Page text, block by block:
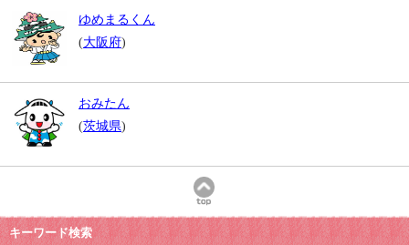
ゆめまるくん
(大阪府)
おみたん
(茨城県)
キーワード検索